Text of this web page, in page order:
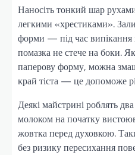
Наносіть тонкий шар
легкими «хрестиками».
форми — під час випікання
помазка не стече на боки.
паперову форму, можна
край тіста — це допоможе
Деякі майстрині роблять
молоком на початку
жовтка перед духовкою.
без ризику пересихання